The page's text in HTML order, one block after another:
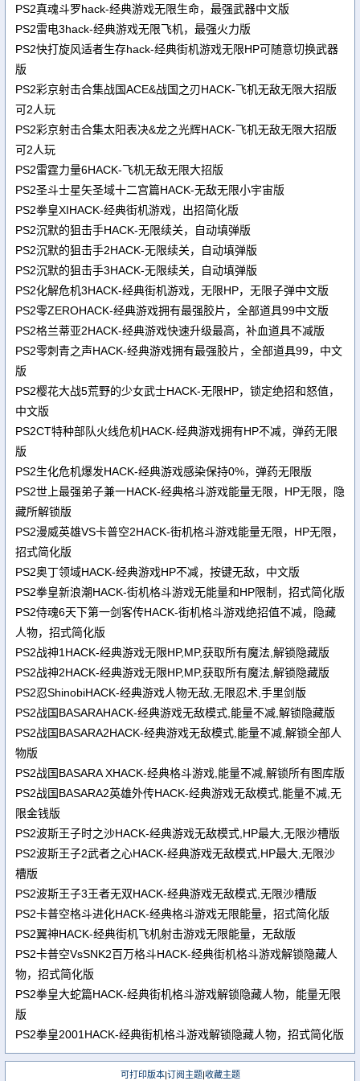
PS2真魂斗罗hack-经典游戏无限生命，最强武器中文版
PS2雷电3hack-经典游戏无限飞机，最强火力版
PS2快打旋风适者生存hack-经典街机游戏无限HP可随意切换武器
版
PS2彩京射击合集战国ACE&战国之刃HACK-飞机无敌无限大招版
可2人玩
PS2彩京射击合集太阳表决&龙之光辉HACK-飞机无敌无限大招版
可2人玩
PS2雷霆力量6HACK-飞机无敌无限大招版
PS2圣斗士星矢圣域十二宫篇HACK-无敌无限小宇宙版
PS2拳皇XIHACK-经典街机游戏，出招简化版
PS2沉默的狙击手HACK-无限续关，自动填弹版
PS2沉默的狙击手2HACK-无限续关，自动填弹版
PS2沉默的狙击手3HACK-无限续关，自动填弹版
PS2化解危机3HACK-经典街机游戏，无限HP，无限子弹中文版
PS2零ZEROHACK-经典游戏拥有最强胶片，全部道具99中文版
PS2格兰蒂亚2HACK-经典游戏快速升级最高，补血道具不减版
PS2零刺青之声HACK-经典游戏拥有最强胶片，全部道具99，中文
版
PS2樱花大战5荒野的少女武士HACK-无限HP，锁定绝招和怒值，
中文版
PS2CT特种部队火线危机HACK-经典游戏拥有HP不减，弹药无限
版
PS2生化危机爆发HACK-经典游戏感染保持0%，弹药无限版
PS2世上最强弟子兼一HACK-经典格斗游戏能量无限，HP无限，隐
藏所解锁版
PS2漫威英雄VS卡普空2HACK-街机格斗游戏能量无限，HP无限，
招式简化版
PS2奥丁领域HACK-经典游戏HP不减，按键无敌，中文版
PS2拳皇新浪潮HACK-街机格斗游戏无能量和HP限制，招式简化版
PS2侍魂6天下第一剑客传HACK-街机格斗游戏绝招值不减，隐藏
人物，招式简化版
PS2战神1HACK-经典游戏无限HP,MP,获取所有魔法,解锁隐藏版
PS2战神2HACK-经典游戏无限HP,MP,获取所有魔法,解锁隐藏版
PS2忍ShinobiHACK-经典游戏人物无敌,无限忍术,手里剑版
PS2战国BASARAHACK-经典游戏无敌模式,能量不减,解锁隐藏版
PS2战国BASARA2HACK-经典游戏无敌模式,能量不减,解锁全部人
物版
PS2战国BASARA XHACK-经典格斗游戏,能量不减,解锁所有图库版
PS2战国BASARA2英雄外传HACK-经典游戏无敌模式,能量不减,无
限金钱版
PS2波斯王子时之沙HACK-经典游戏无敌模式,HP最大,无限沙槽版
PS2波斯王子2武者之心HACK-经典游戏无敌模式,HP最大,无限沙
槽版
PS2波斯王子3王者无双HACK-经典游戏无敌模式,无限沙槽版
PS2卡普空格斗进化HACK-经典格斗游戏无限能量，招式简化版
PS2翼神HACK-经典街机飞机射击游戏无限能量，无敌版
PS2卡普空VsSNK2百万格斗HACK-经典街机格斗游戏解锁隐藏人
物，招式简化版
PS2拳皇大蛇篇HACK-经典街机格斗游戏解锁隐藏人物，能量无限
版
PS2拳皇2001HACK-经典街机格斗游戏解锁隐藏人物，招式简化版
可打印版本|订阅主题|收藏主题